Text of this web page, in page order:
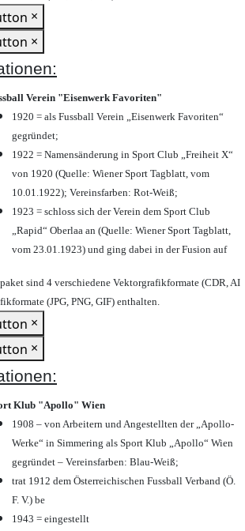
×
×
Verein "Eisenwerk Favoriten"
1920 = als Fussball Verein „Eisenwerk Favoriten“
gegründet;
1922 = Namensänderung in Sport Club „Freiheit X“
von 1920 (Quelle: Wiener Sport Tagblatt, vom
10.01.1922); Vereinsfarben: Rot-Weiß;
1923 = schloss sich der Verein dem Sport Club
„Rapid“ Oberlaa an (Quelle: Wiener Sport Tagblatt,
vom 23.01.1923) und ging dabei in der Fusion auf
sind 4 verschiedene Vektorgrafikformate (CDR, AI
(JPG, PNG, GIF) enthalten.
×
×
Klub "Apollo" Wien
1908 – von Arbeitern und Angestellten der „Apollo-
Werke“ in Simmering als Sport Klub „Apollo“ Wien
gegründet – Vereinsfarben: Blau-Weiß;
trat 1912 dem Österreichischen Fussball Verband (Ö.
F. V.) be
1943 = eingestellt